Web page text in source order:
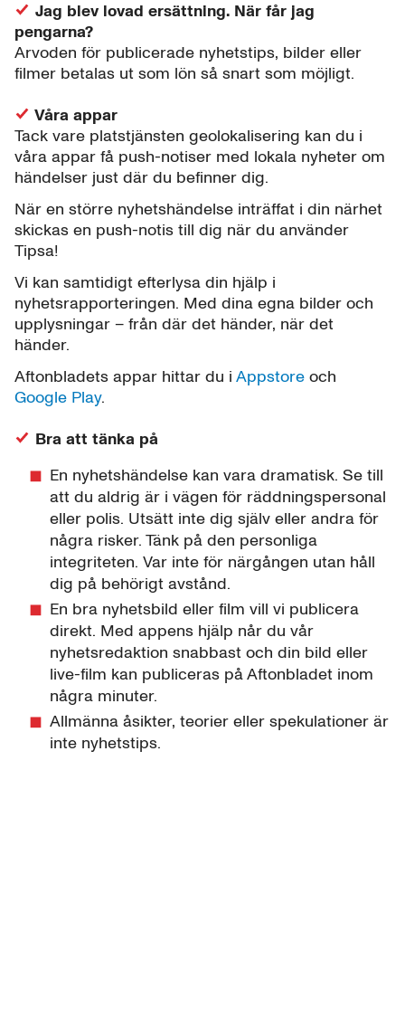
Jag blev lovad ersättning. När får jag
pengarna?
Arvoden för publicerade nyhetstips, bilder eller
filmer betalas ut som lön så snart som möjligt.
Våra appar
Tack vare platstjänsten geolokalisering kan du i
våra appar få push-notiser med lokala nyheter om
händelser just där du befinner dig.
När en större nyhetshändelse inträffat i din närhet
skickas en push-notis till dig när du använder
Tipsa!
Vi kan samtidigt efterlysa din hjälp i
nyhetsrapporteringen. Med dina egna bilder och
upplysningar – från där det händer, när det
händer.
Aftonbladets appar hittar du i Appstore och
Google Play.
Bra att tänka på
En nyhetshändelse kan vara dramatisk. Se till
att du aldrig är i vägen för räddningspersonal
eller polis. Utsätt inte dig själv eller andra för
några risker. Tänk på den personliga
integriteten. Var inte för närgången utan håll
dig på behörigt avstånd.
En bra nyhetsbild eller film vill vi publicera
direkt. Med appens hjälp når du vår
nyhetsredaktion snabbast och din bild eller
live-film kan publiceras på Aftonbladet inom
några minuter.
Allmänna åsikter, teorier eller spekulationer är
inte nyhetstips.